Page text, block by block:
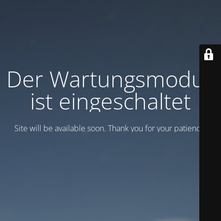
Der Wartungsmodus
ist eingeschaltet
Site will be available soon. Thank you for your patience!